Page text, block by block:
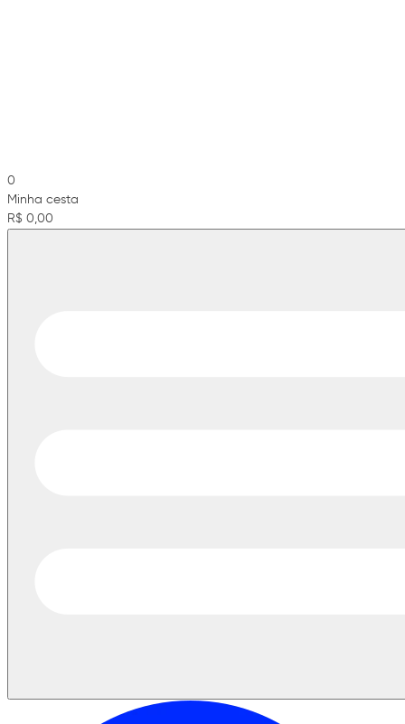
0
Minha cesta
R$ 0,00